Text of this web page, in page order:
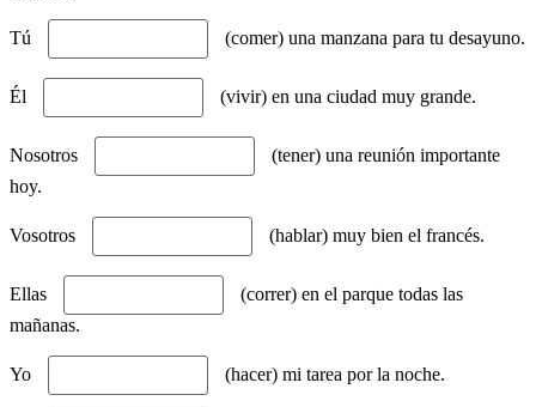
Tú (comer) una manzana para tu desayuno.
Él (vivir) en una ciudad muy grande.
Nosotros
(tener) una reunión importante
hoy.
Vosotros (hablar) muy bien el francés.
Ellas
(correr) en el parque todas las
mañanas.
Yo (hacer) mi tarea por la noche.